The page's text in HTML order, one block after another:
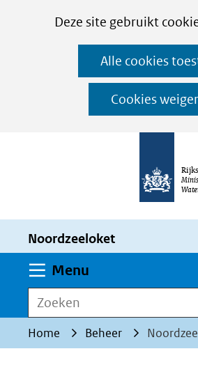
CookiesDeze site gebruikt
worden
toegestaan
geweigerd.
Alle cookies
Cookies
Ga
naar
de
Noordzeeloket
Menu
Zoeken
Home Beheer